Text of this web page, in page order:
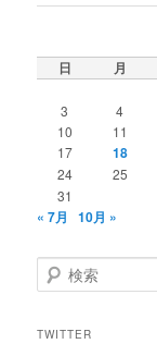
ナ
ゲ
ー
日 月
3
4
10
11
17
18
24
25
31
« 7月 10月 »
検
索
TWITTER